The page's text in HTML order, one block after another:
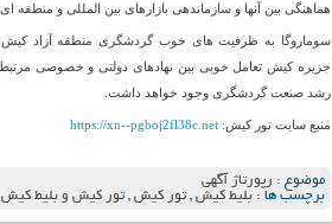
هماهنگی بین آنها و سازماندهی بازارهای بین المللی و منطقه
سوماروگا به ظرفیت های خوب گردشگری منطقه آزاد کیش
جزیره کیش تعامل خوبی بین نهادهای دولتی و خصوصی
رشد صنعت گردشگری وجود خواهد داشت.
منبع سایت تور کیش: https://xn--pgboj2fl38c.net
موضوع : رپورتاژ آگهی
برچسب ها : بلیط کیش ,تور کیش ,تور کیش و بلیط کیش